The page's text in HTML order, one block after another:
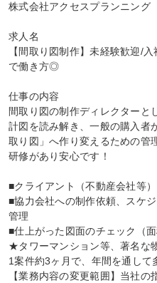
株式会社アクセスプランニング
求人名
【間取り図制作】未経験歓迎/
で働き方◎
仕事の内容
間取り図の制作ディレクターと
計図を読み解き、一般の購入者
取り図」へ作り変えるための管
研修があり安心です！
■クライアント（不動産会社等
■協力会社への制作依頼、スケ
管理
■仕上がった図面のチェック（
★タワーマンション等、著名な
1案件約3ヶ月で、年間を通して
【業務内容の変更範囲】当社の